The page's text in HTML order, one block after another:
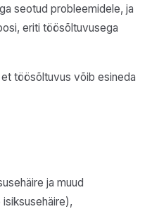
seotud probleemidele, ja
eriti töösõltuvusega
töösõltuvus võib esineda
ja muud